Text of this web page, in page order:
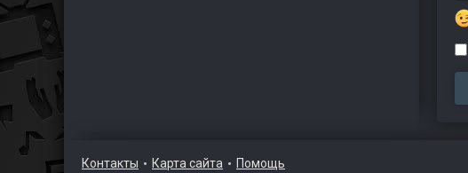
Контакты Карта сайта Помощь